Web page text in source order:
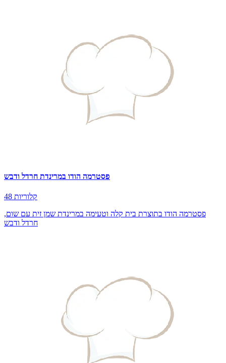
פסטרמה הודו במרינדת חרדל ודבש
48 קלוריות
פסטרמה הודו בתוצרת בית קלה וטעימה במרינדת שמן זית עם שום,
חרדל ודבש